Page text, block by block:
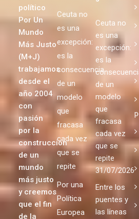
En el
partido
político
Por Un
Mundo
Más Justo
(M+J)
trabajamos
desde el
año 2004
con
pasión
por la
construcción
de un
mundo
más justo
decís que
somos?
Ceuta no
consecuencia
de un
que
fracasa
cada vez
que se
repite
NOVEDADE
S
Ceuta no
es una
excepción:
es la
consecuencia
de un
modelo
que
fracasa
cada vez
repite
31/07/2026